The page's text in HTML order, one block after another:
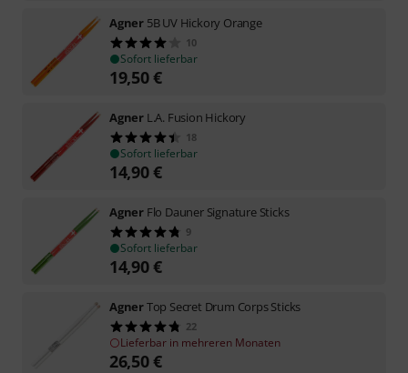
Agner 5B UV Hickory Orange
10
Sofort lieferbar
19,50€
Agner L.A. Fusion Hickory
18
Sofort lieferbar
14,90€
Agner Flo Dauner Signature Sticks
9
Sofort lieferbar
14,90€
AgnerTop Secret Drum Corps Sticks
22
Lieferbar in mehreren Monaten
26,50€